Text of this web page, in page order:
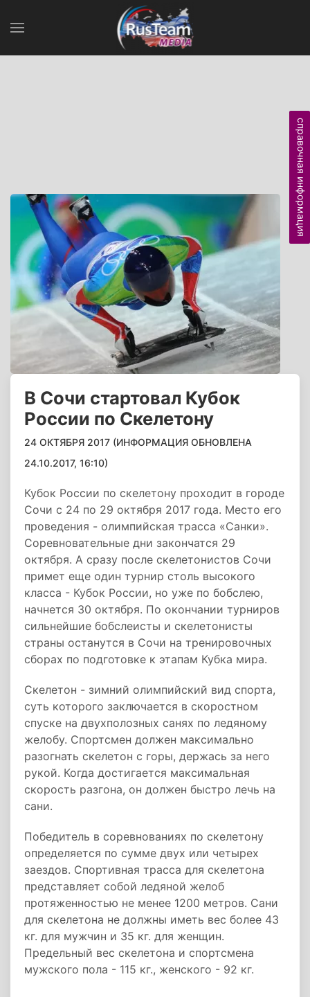
В Сочи стартовал Кубок
России по Скелетону
24 ОКТЯБРЯ 2017 (ИНФОРМАЦИЯ ОБНОВЛЕНА
24.10.2017, 16:10)
Кубок России по скелетону проходит в городе
Сочи с 24 по 29 октября 2017 года. Место его
проведения - олимпийская трасса «Санки».
Соревновательные дни закончатся 29
октября. А сразу после скелетонистов Сочи
примет еще один турнир столь высокого
класса - Кубок России, но уже по бобслею,
начнется 30 октября. По окончании турниров
сильнейшие бобслеисты и скелетонисты
страны останутся в Сочи на тренировочных
сборах по подготовке к этапам Кубка мира.
Скелетон - зимний олимпийский вид спорта,
суть которого заключается в скоростном
спуске на двухполозных санях по ледяному
желобу. Спортсмен должен максимально
разогнать скелетон с горы, держась за него
рукой. Когда достигается максимальная
скорость разгона, он должен быстро лечь на
сани.
Победитель в соревнованиях по скелетону
определяется по сумме двух или четырех
заездов. Спортивная трасса для скелетона
представляет собой ледяной желоб
протяженностью не менее 1200 метров. Сани
для скелетона не должны иметь вес более 43
кг. для мужчин и 35 кг. для женщин.
Предельный вес скелетона и спортсмена
мужского пола - 115 кг., женского - 92 кг.
справочная информация